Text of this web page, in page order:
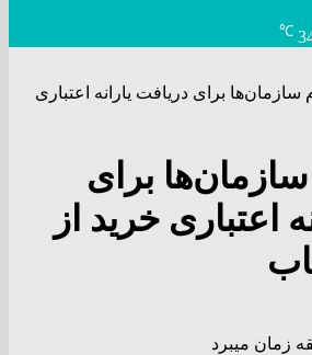
℃
سازمان‌ها برای دریافت یارانه اعتباری
سازمان‌ها برای
اعتباری خرید از